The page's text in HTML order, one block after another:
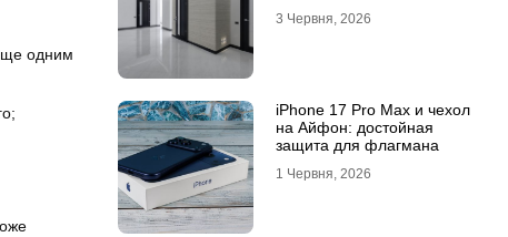
ще одним
3 Червня, 2026
iPhone 17 Pro Max и чехол
на Айфон: достойная
защита для флагмана
1 Червня, 2026